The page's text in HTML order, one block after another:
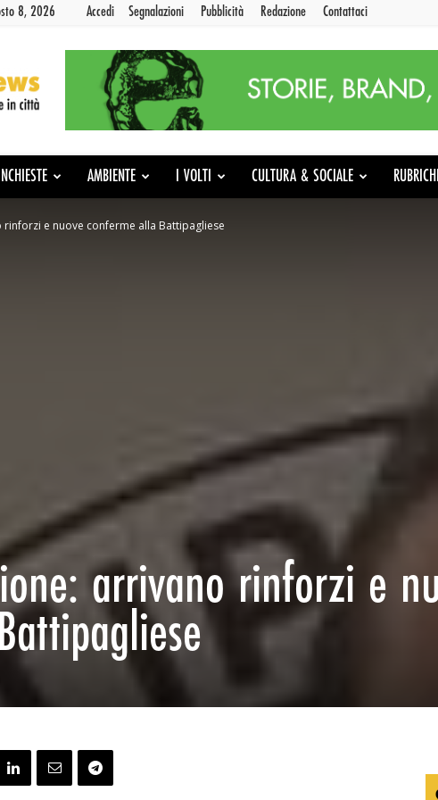
8, 2026 Accedi Segnalazioni Pubblicità Redazione Contattaci
AMBIENTE I VOLTI CULTURA & SOCIALE
e nuove conferme alla Battipagliese
arrivano rinforzi e